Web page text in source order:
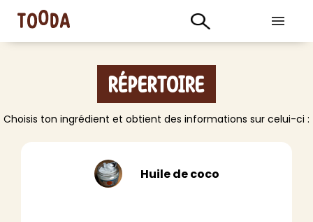
Répertoire
Choisis ton ingrédient et obtient des informations sur celui-ci :
Huile de coco